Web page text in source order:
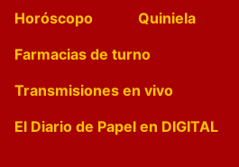
Horóscopo
Quiniela
Farmacias de turno
Transmisiones en vivo
El Diario de Papel en DIGITAL